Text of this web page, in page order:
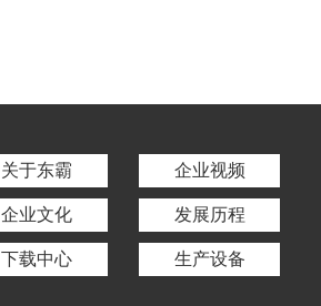
关于东霸 企业视频
企业文化 发展历程
下载中心 生产设备